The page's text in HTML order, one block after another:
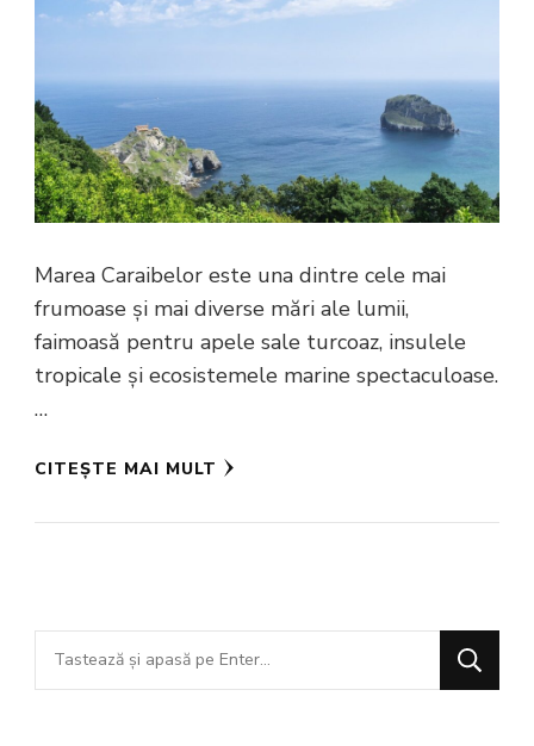
Marea Caraibelor este una dintre cele mai
frumoase și mai diverse mări ale lumii,
faimoasă pentru apele sale turcoaz, insulele
tropicale și ecosistemele marine spectaculoase.
…
CITEȘTE MAI MULT
Cauți
ceva?